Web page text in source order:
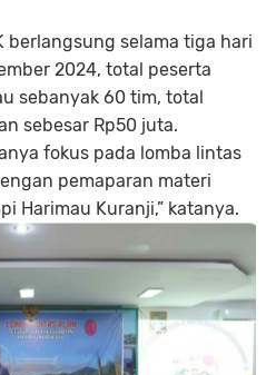
berlangsung selama tiga hari
2024, total peserta
sebanyak 60 tim, total
sebesar Rp50 juta.
fokus pada lomba lintas
pemaparan materi
Harimau Kuranji,” katanya.